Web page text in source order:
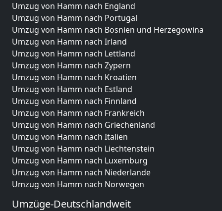
Umzug von Hamm nach England
Umzug von Hamm nach Portugal
Umzug von Hamm nach Bosnien und Herzegowina
Umzug von Hamm nach Irland
Umzug von Hamm nach Lettland
Umzug von Hamm nach Zypern
Umzug von Hamm nach Kroatien
Umzug von Hamm nach Estland
Umzug von Hamm nach Finnland
Umzug von Hamm nach Frankreich
Umzug von Hamm nach Griechenland
Umzug von Hamm nach Italien
Umzug von Hamm nach Liechtenstein
Umzug von Hamm nach Luxemburg
Umzug von Hamm nach Niederlande
Umzug von Hamm nach Norwegen
Umzüge-Deutschlandweit